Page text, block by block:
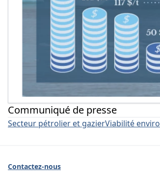
Communiqué de presse
Secteur pétrolier et gazierViabilité
Contactez-nous